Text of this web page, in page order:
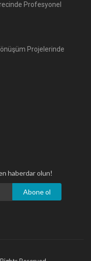
Profesyonel
Projelerinde
haberdar olun!
Abone ol